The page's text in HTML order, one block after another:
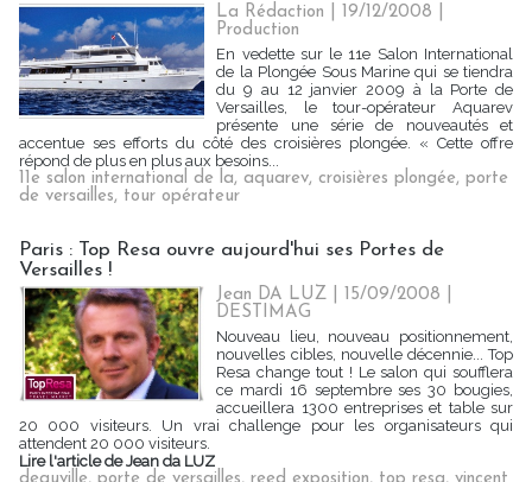
La Rédaction | 19/12/2008
Production
En vedette sur le 11e Salon International
de la Plongée Sous Marine qui se tiendra
du 9 au 12 janvier 2009 à la Porte de
Versailles, le tour-opérateur Aquarev
présente une série de nouveautés et
accentue ses efforts du côté des croisières plongée. « Cette offre
répond de plus en plus aux besoins...
11e salon international de la, aquarev, croisières plongée, porte
de versailles, tour opérateur
Paris : Top Resa ouvre aujourd'hui ses Portes de
Versailles !
Jean DA LUZ | 15/09/2008
DESTIMAG
Nouveau lieu, nouveau positionnement,
nouvelles cibles, nouvelle décennie... Top
Resa change tout ! Le salon qui soufflera
ce mardi 16 septembre ses 30 bougies,
accueillera 1300 entreprises et table sur
20 000 visiteurs. Un vrai challenge pour les organisateurs qui
attendent 20 000 visiteurs.
Lire l'article de Jean da LUZ